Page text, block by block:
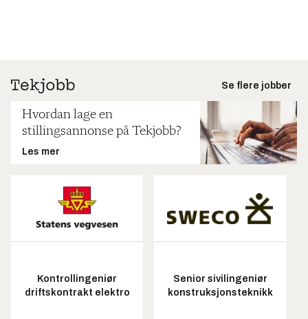
Se flere jobber
Hvordan lage en
stillingsannonse på Tekjobb?
Les mer
Kontrollingeniør
driftskontrakt elektro
Senior sivilingeniør
konstruksjonsteknikk